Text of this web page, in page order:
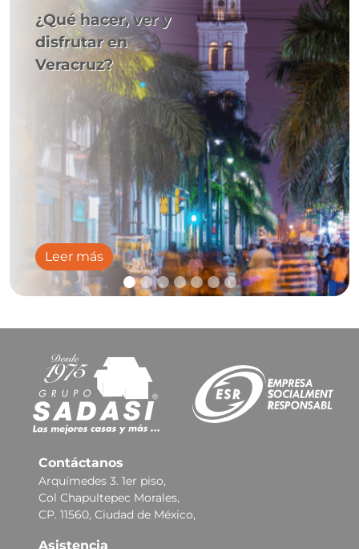
¿Qué hacer, ver y
disfrutar en
Veracruz?
Leer más
Contáctanos
Arquímedes 3. 1er piso,
Col Chapultepec Morales,
CP. 11560, Ciudad de México,
Asistencia